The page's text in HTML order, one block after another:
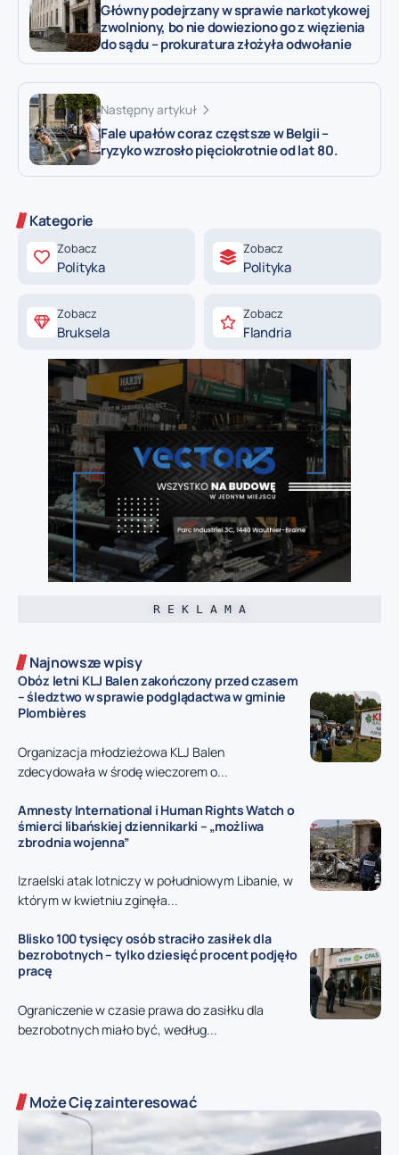
Główny podejrzany w sprawie narkotykowej
zwolniony, bo nie dowieziono go z więzienia
do sądu – prokuratura złożyła odwołanie
Następny artykuł
Fale upałów coraz częstsze w Belgii –
ryzyko wzrosło pięciokrotnie od lat 80.
Kategorie
Zobacz
Polityka
Zobacz
Polityka
Zobacz
Bruksela
Zobacz
Flandria
R E K L A M A
Najnowsze wpisy
Obóz letni KLJ Balen zakończony przed czasem
– śledztwo w sprawie podglądactwa w gminie
Plombières
Organizacja młodzieżowa KLJ Balen
zdecydowała w środę wieczorem o...
Amnesty International i Human Rights Watch o
śmierci libańskiej dziennikarki – „możliwa
zbrodnia wojenna”
Izraelski atak lotniczy w południowym Libanie, w
którym w kwietniu zginęła...
Blisko 100 tysięcy osób straciło zasiłek dla
bezrobotnych – tylko dziesięć procent podjęło
pracę
Ograniczenie w czasie prawa do zasiłku dla
bezrobotnych miało być, według...
Może Cię zainteresować